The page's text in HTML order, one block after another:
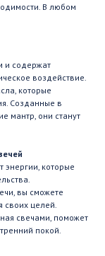
В любом
и содержат
воздействие.
которые
Созданные в
мантр, они станут
которые
вы сможете
своих целей.
свечами, поможет
покой.